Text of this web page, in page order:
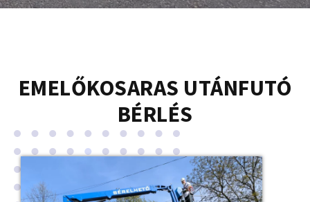
EMELŐKOSARAS UTÁNFUTÓ
BÉRLÉS